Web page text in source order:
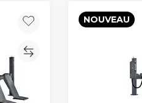
NOUVEAU